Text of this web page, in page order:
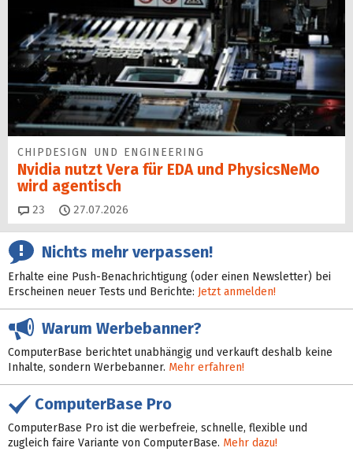
CHIPDESIGN UND ENGINEERING
Nvidia nutzt Vera für EDA und PhysicsNeMo
wird agentisch
23 Kommentare
27.07.2026
Nichts mehr verpassen!
Erhalte eine Push-Benachrichtigung (oder einen Newsletter) bei
Erscheinen neuer Tests und Berichte: Jetzt anmelden!
Warum Werbebanner?
ComputerBase berichtet unabhängig und verkauft deshalb keine
Inhalte, sondern Werbebanner. Mehr erfahren!
ComputerBase Pro
ComputerBase Pro ist die werbefreie, schnelle, flexible und
zugleich faire Variante von ComputerBase. Mehr dazu!